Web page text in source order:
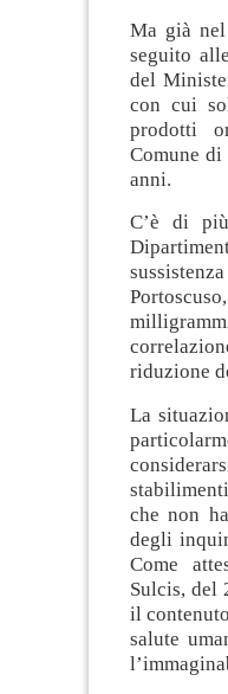
Ma già
seguito
del
con cui
prodotti
Comune
anni.
C’è di
riduzione
La
che non
degli
Come
Sulcis, del
il
salute